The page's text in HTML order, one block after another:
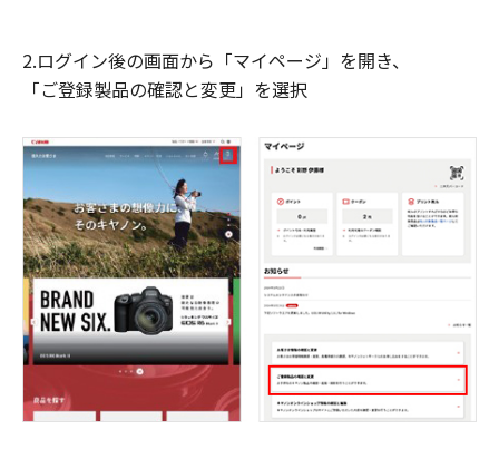
2.ログイン後の画面から「マイページ」を開き、
「ご登録製品の確認と変更」を選択